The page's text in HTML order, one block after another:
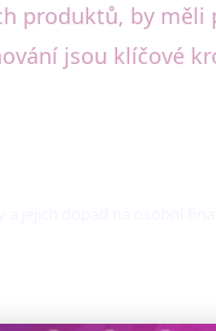
by měli
jsou klíčové